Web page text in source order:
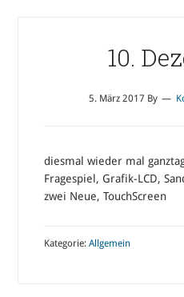
10.
5. März 2017 By
diesmal wieder mal
Fragespiel, Grafik-LCD,
zwei Neue, TouchScreen
Kategorie:Allgemein